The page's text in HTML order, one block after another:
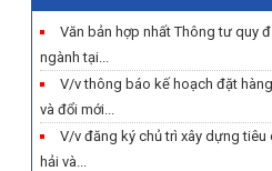
Văn bản hợp nhất Thông tư quy
ngành tại...
V/v thông báo kế hoạch đặt
và đổi mới...
V/v đăng ký chủ trì xây dựng tiêu
hải và...